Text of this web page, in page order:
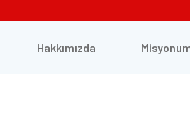
Hakkımızda